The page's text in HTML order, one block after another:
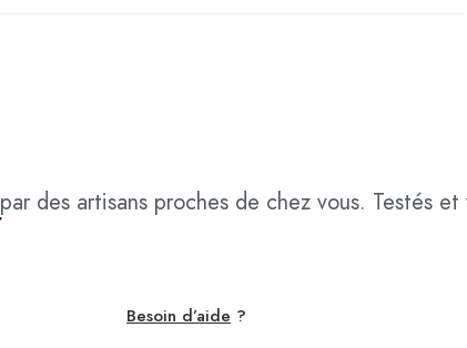
par des artisans proches de chez vous. Testés
Besoin d’aide ?